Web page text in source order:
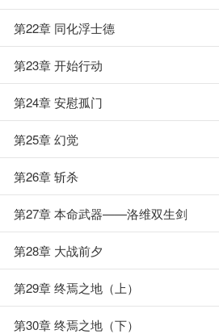
第22章 同化浮士德
第23章 开始行动
第24章 安慰孤门
第25章 幻觉
第26章 斩杀
第27章 本命武器——洛维双生剑
第28章 大战前夕
第29章 终焉之地（上）
第30章 终焉之地（下）